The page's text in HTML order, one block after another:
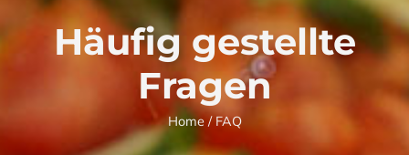
Häufig gestellte
Fragen
Home/ FAQ